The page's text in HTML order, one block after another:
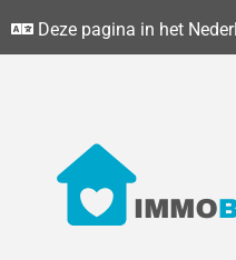
Deze pagina in het